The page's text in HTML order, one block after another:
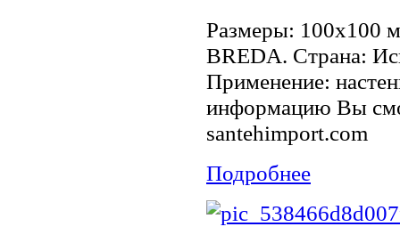
Размеры: 100x100
BREDA. Страна:
Применение:
информацию Вы
santehimport.com
Подробнее